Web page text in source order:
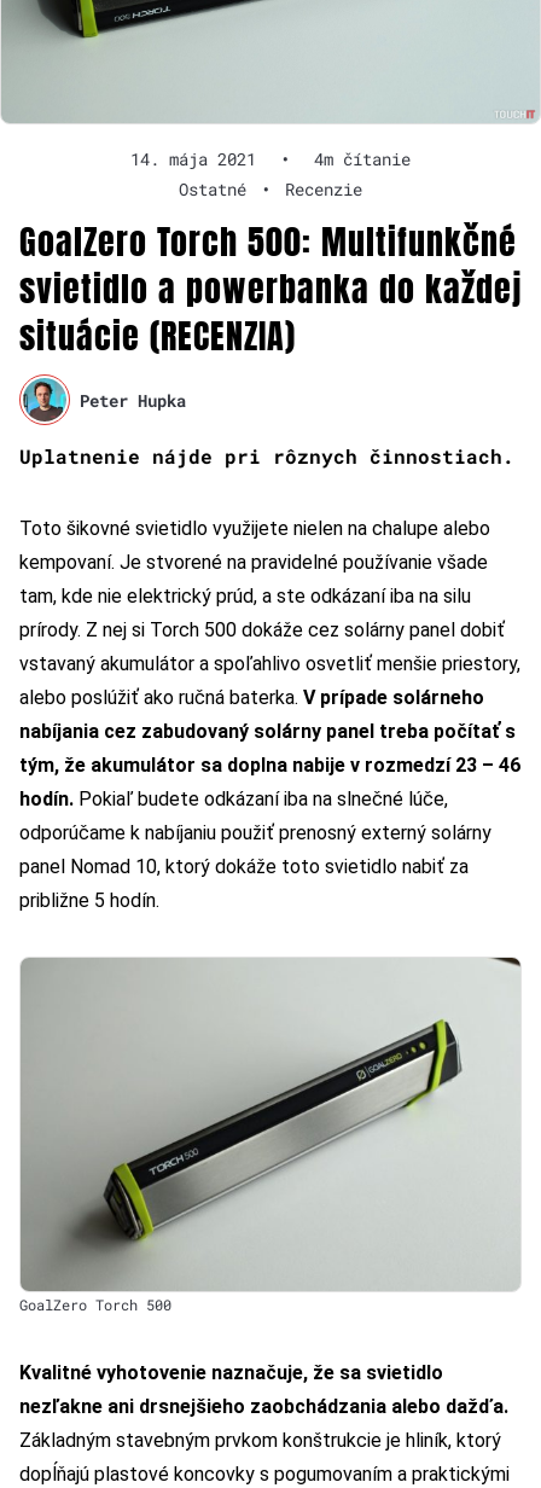
14. mája 2021 •
4m čítanie
Ostatné
• Recenzie
GoalZero Torch 500: Multifunkčné
svietidlo a powerbanka do každej
situácie (RECENZIA)
Peter Hupka
Uplatnenie nájde pri rôznych činnostiach.
Toto šikovné svietidlo využijete nielen na chalupe alebo
kempovaní. Je stvorené na pravidelné používanie všade
tam, kde nie elektrický prúd, a ste odkázaní iba na silu
prírody. Z nej si Torch 500 dokáže cez solárny panel dobiť
vstavaný akumulátor a spoľahlivo osvetliť menšie priestory,
alebo poslúžiť ako ručná baterka. V prípade solárneho
nabíjania cez zabudovaný solárny panel treba počítať s
tým, že akumulátor sa doplna nabije v rozmedzí 23 – 46
hodín. Pokiaľ budete odkázaní iba na slnečné lúče,
odporúčame k nabíjaniu použiť prenosný externý solárny
panel Nomad 10, ktorý dokáže toto svietidlo nabiť za
približne 5 hodín.
GoalZero Torch 500
Kvalitné vyhotovenie naznačuje, že sa svietidlo
nezľakne ani drsnejšieho zaobchádzania alebo dažďa.
Základným stavebným prvkom konštrukcie je hliník, ktorý
dopĺňajú plastové koncovky s pogumovaním a praktickými